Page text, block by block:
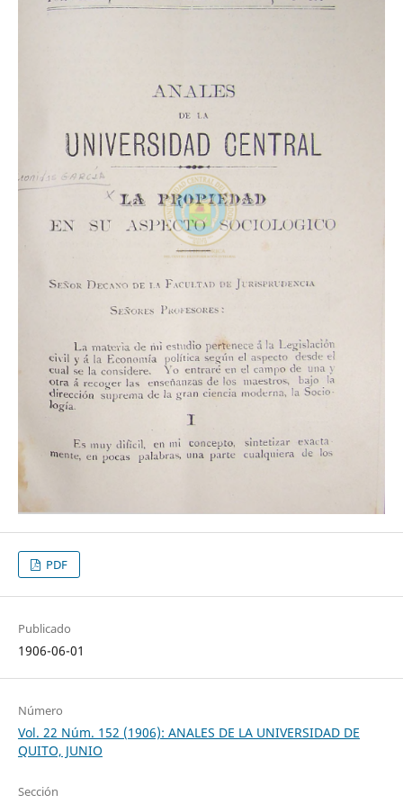
PDF
Publicado
1906-06-01
Número
Vol. 22 Núm. 152 (1906): ANALES DE LA UNIVERSIDAD DE
QUITO, JUNIO
Sección